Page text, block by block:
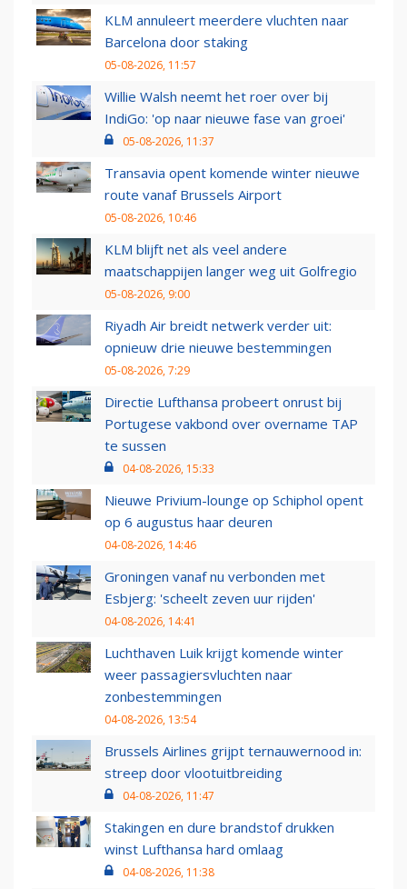
KLM annuleert meerdere vluchten naar
Barcelona door staking
05-08-2026, 11:57
Willie Walsh neemt het roer over bij
IndiGo: 'op naar nieuwe fase van groei'
05-08-2026, 11:37
Transavia opent komende winter nieuwe
route vanaf Brussels Airport
05-08-2026, 10:46
KLM blijft net als veel andere
maatschappijen langer weg uit Golfregio
05-08-2026, 9:00
Riyadh Air breidt netwerk verder uit:
opnieuw drie nieuwe bestemmingen
05-08-2026, 7:29
Directie Lufthansa probeert onrust bij
Portugese vakbond over overname TAP
te sussen
04-08-2026, 15:33
Nieuwe Privium-lounge op Schiphol opent
op 6 augustus haar deuren
04-08-2026, 14:46
Groningen vanaf nu verbonden met
Esbjerg: 'scheelt zeven uur rijden'
04-08-2026, 14:41
Luchthaven Luik krijgt komende winter
weer passagiersvluchten naar
zonbestemmingen
04-08-2026, 13:54
Brussels Airlines grijpt ternauwernood in:
streep door vlootuitbreiding
04-08-2026, 11:47
Stakingen en dure brandstof drukken
winst Lufthansa hard omlaag
04-08-2026, 11:38